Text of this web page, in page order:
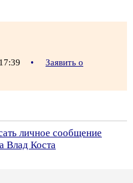
•
Заявить о
личное сообщение
Влад Коста